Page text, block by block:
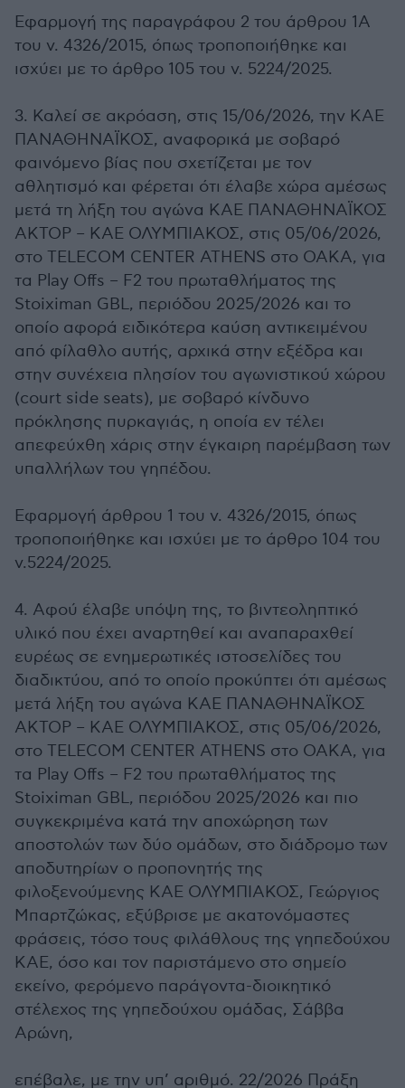
Εφαρμογή της παραγράφου 2 του άρθρου 1Α
του ν. 4326/2015, όπως τροποποιήθηκε και
ισχύει με το άρθρο 105 του ν. 5224/2025.
3. Καλεί σε ακρόαση, στις 15/06/2026, την ΚΑΕ
ΠΑΝΑΘΗΝΑΪΚΟΣ, αναφορικά με σοβαρό
φαινόμενο βίας που σχετίζεται με τον
αθλητισμό και φέρεται ότι έλαβε χώρα αμέσως
μετά τη λήξη του αγώνα ΚΑΕ ΠΑΝΑΘΗΝΑΪΚΟΣ
ΑΚΤΟΡ – ΚΑΕ ΟΛΥΜΠΙΑΚΟΣ, στις 05/06/2026,
στο TELECOM CENTER ATHENS στο ΟΑΚΑ, για
τα Play Offs – F2 του πρωταθλήματος της
Stoiximan GBL, περιόδου 2025/2026 και το
οποίο αφορά ειδικότερα καύση αντικειμένου
από φίλαθλο αυτής, αρχικά στην εξέδρα και
στην συνέχεια πλησίον του αγωνιστικού χώρου
(court side seats), με σοβαρό κίνδυνο
πρόκλησης πυρκαγιάς, η οποία εν τέλει
απεφεύχθη χάρις στην έγκαιρη παρέμβαση των
υπαλλήλων του γηπέδου.
Εφαρμογή άρθρου 1 του ν. 4326/2015, όπως
τροποποιήθηκε και ισχύει με το άρθρο 104 του
ν.5224/2025.
4. Αφού έλαβε υπόψη της, το βιντεοληπτικό
υλικό που έχει αναρτηθεί και αναπαραχθεί
ευρέως σε ενημερωτικές ιστοσελίδες του
διαδικτύου, από το οποίο προκύπτει ότι αμέσως
μετά λήξη του αγώνα ΚΑΕ ΠΑΝΑΘΗΝΑΪΚΟΣ
ΑΚΤΟΡ – ΚΑΕ ΟΛΥΜΠΙΑΚΟΣ, στις 05/06/2026,
στο TELECOM CENTER ATHENS στο ΟΑΚΑ, για
τα Play Offs – F2 του πρωταθλήματος της
Stoiximan GBL, περιόδου 2025/2026 και πιο
συγκεκριμένα κατά την αποχώρηση των
αποστολών των δύο ομάδων, στο διάδρομο των
αποδυτηρίων ο προπονητής της
φιλοξενούμενης ΚΑΕ ΟΛΥΜΠΙΑΚΟΣ, Γεώργιος
Μπαρτζώκας, εξύβρισε με ακατονόμαστες
φράσεις, τόσο τους φιλάθλους της γηπεδούχου
ΚΑΕ, όσο και τον παριστάμενο στο σημείο
εκείνο, φερόμενο παράγοντα-διοικητικό
στέλεχος της γηπεδούχου ομάδας, Σάββα
Αρώνη,
επέβαλε, με την υπ’ αριθμό. 22/2026 Πράξη